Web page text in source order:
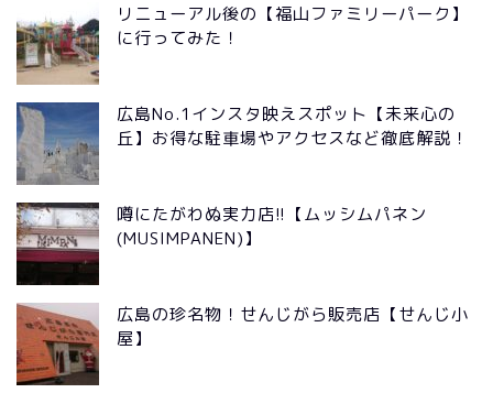
リニューアル後の【福山ファミリーパーク】
に行ってみた！
広島No.1インスタ映えスポット【未来心の
丘】お得な駐車場やアクセスなど徹底解説！
噂にたがわぬ実力店!!【ムッシムパネン
(MUSIMPANEN)】
広島の珍名物！せんじがら販売店【せんじ小
屋】